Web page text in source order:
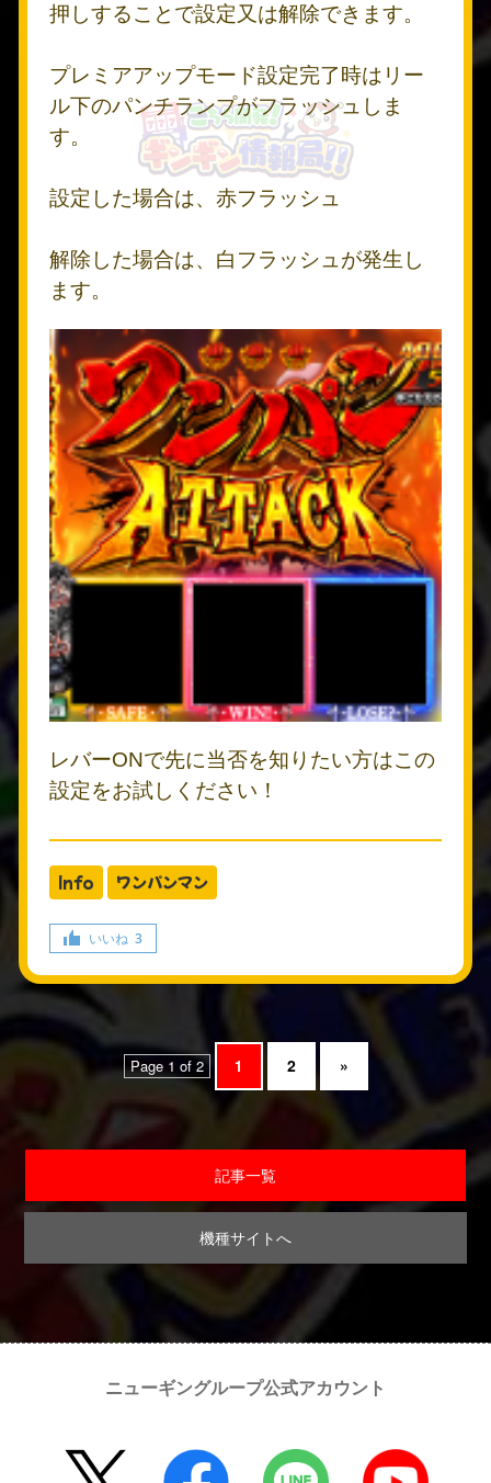
押しすることで設定又は解除できます。
プレミアアップモード設定完了時はリー
ル下のパンチランプがフラッシュしま
す。
設定した場合は、赤フラッシュ
解除した場合は、白フラッシュが発生し
ます。
レバーONで先に当否を知りたい方はこの
設定をお試しください！
Info ワンパンマン
いいね 3
Page 1 of 2 1 2 »
記事一覧
機種サイトへ
ニューギングループ公式アカウント